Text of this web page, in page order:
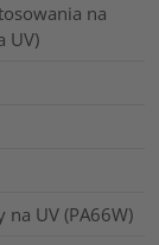
na
UV)
UV (PA66W)